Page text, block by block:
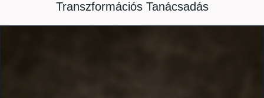
Transzformációs Tanácsadás